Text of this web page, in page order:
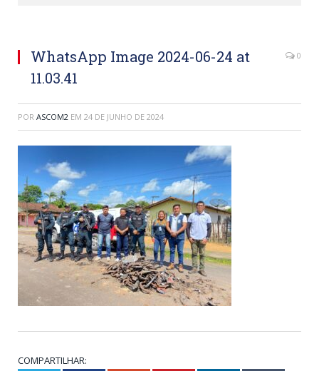
WhatsApp Image 2024-06-24 at
11.03.41
0
POR ASCOM2 EM 24 DE JUNHO DE 2024
COMPARTILHAR: